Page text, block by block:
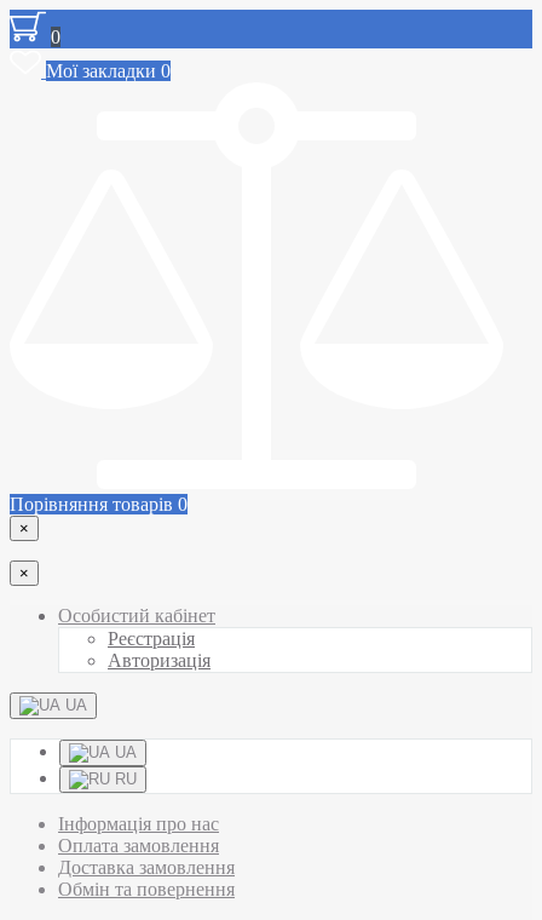
0
Мої закладки 0
Порівняння товарів 0
×
×
Особистий кабінет
Реєстрація
Авторизація
UA
UA
RU
Інформація про нас
Оплата замовлення
Доставка замовлення
Обмін та повернення